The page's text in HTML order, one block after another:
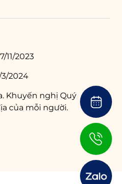
11/2023
2024
Khuyến nghị Quý
của mỗi người.